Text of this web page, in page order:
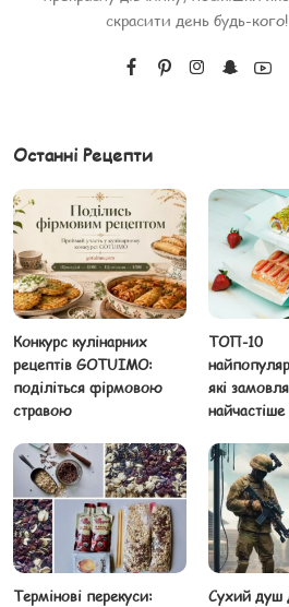
скрасити день будь-кого!
Останні Рецепти
Конкурс кулінарних
рецептів GOTUIMO:
поділіться фірмовою
стравою
ТОП-10
які
найчастіше
Термінові перекуси:
Сухий душ